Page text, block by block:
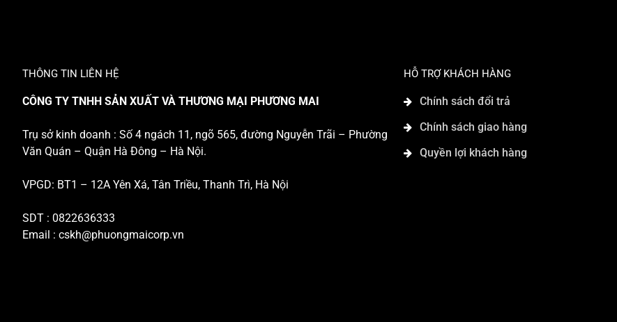
THÔNG TIN LIÊN HỆ
CÔNG TY TNHH SẢN XUẤT VÀ THƯƠNG MẠI PHƯƠNG MAI
Trụ sở kinh doanh : Số 4 ngách 11, ngõ 565, đường Nguyễn Trãi – Phường
Văn Quán – Quận Hà Đông – Hà Nội.
VPGD: BT1 – 12A Yên Xá, Tân Triều, Thanh Trì, Hà Nội
SDT : 0822636333
Email : cskh@phuongmaicorp.vn
HỖ TRỢ KHÁCH HÀNG
Chính sách đổi trả
Chính sách giao hàng
Quyền lợi khách hàng